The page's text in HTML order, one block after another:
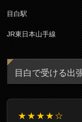
目白駅
JR東日本山手線
目白で受ける出
★★★★☆